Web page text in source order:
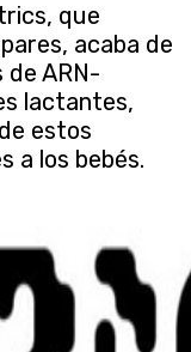
que
acaba de
ARN-
lactantes,
estos
a los bebés.